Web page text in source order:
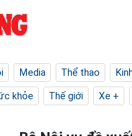
Media Thể thao
khỏe Thế giới Xe +